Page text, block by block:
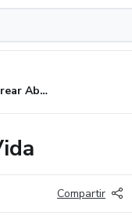
Curso: Cómo crear Abundancia con tu Misión de Vida
Compartir